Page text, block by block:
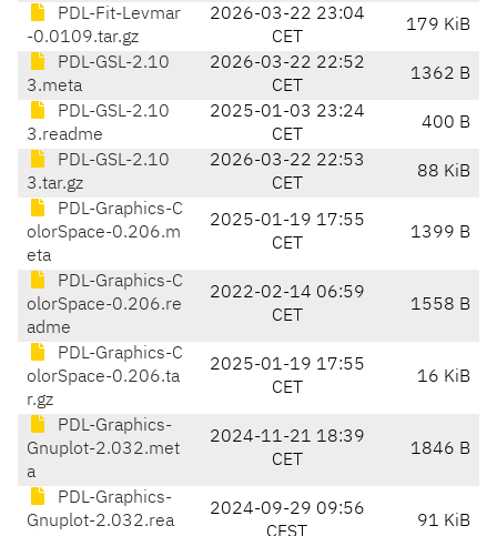
PDL-Fit-Levmar
-0.0109.tar.gz
2026-03-22 23:04
CET
179 KiB
PDL-GSL-2.10
3.meta
2026-03-22 22:52
CET
1362 B
PDL-GSL-2.10
3.readme
2025-01-03 23:24
CET
400 B
PDL-GSL-2.10
3.tar.gz
2026-03-22 22:53
CET
88 KiB
PDL-Graphics-C
olorSpace-0.206.m
eta
2025-01-19 17:55
CET
1399 B
PDL-Graphics-C
olorSpace-0.206.re
adme
2022-02-14 06:59
CET
1558 B
PDL-Graphics-C
olorSpace-0.206.ta
r.gz
2025-01-19 17:55
CET
16 KiB
PDL-Graphics-
Gnuplot-2.032.met
a
2024-11-21 18:39
CET
1846 B
PDL-Graphics-
Gnuplot-2.032.rea
2024-09-29 09:56
91 KiB